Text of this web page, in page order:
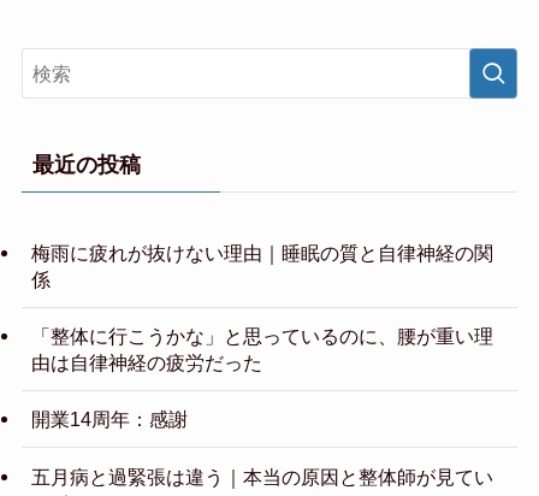
最近の投稿
梅雨に疲れが抜けない理由｜睡眠の質と自律神経の関
係
「整体に行こうかな」と思っているのに、腰が重い理
由は自律神経の疲労だった
開業14周年：感謝
五月病と過緊張は違う｜本当の原因と整体師が見てい